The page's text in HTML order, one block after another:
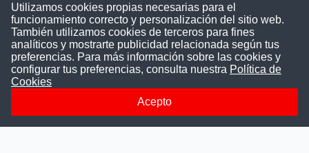
Puede comunicarse con nosotros a través
nuestras redes sociales o del correo:
contacto@convocatoriasdetrabajo.com
Siguenos en:
Utilizamos cookies propias necesarias para el
funcionamiento correcto y personalización del sitio web.
También utilizamos cookies de terceros para fines
analíticos y mostrarte publicidad relacionada según tus
preferencias. Para más información sobre las cookies y
configurar tus preferencias, consulta nuestra Política de
Cookies
Acepto